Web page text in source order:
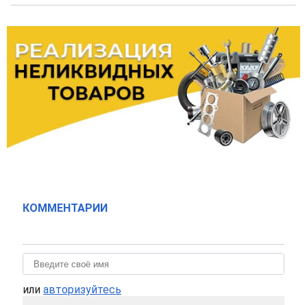
КОММЕНТАРИИ
или авторизуйтесь